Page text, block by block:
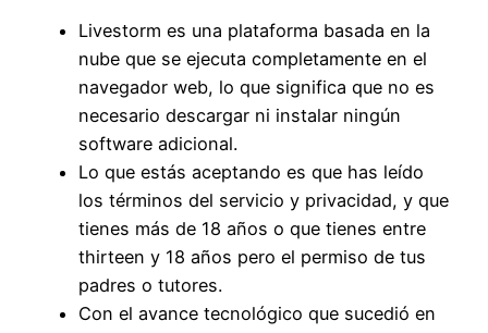
Livestorm es una plataforma basada en la
nube que se ejecuta completamente en el
navegador web, lo que significa que no es
necesario descargar ni instalar ningún
software adicional.
Lo que estás aceptando es que has leído
los términos del servicio y privacidad, y que
tienes más de 18 años o que tienes entre
thirteen y 18 años pero el permiso de tus
padres o tutores.
Con el avance tecnológico que sucedió en